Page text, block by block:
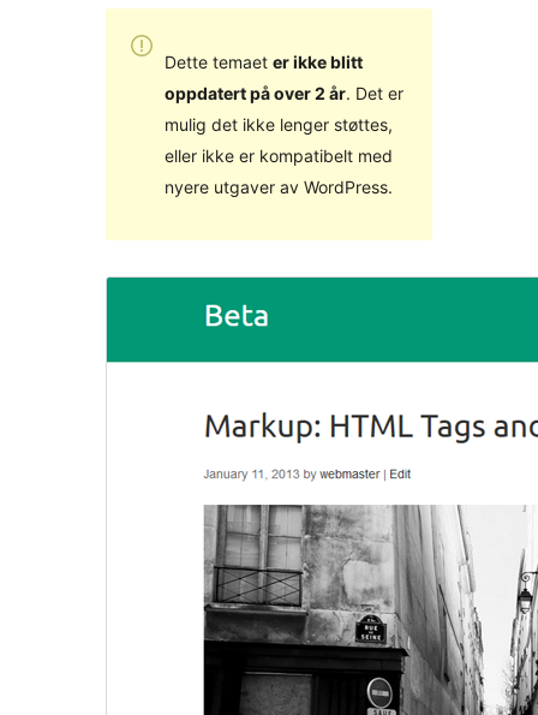
Dette temaet er ikke blitt
oppdatert på over 2 år. Det er
mulig det ikke lenger støttes,
eller ikke er kompatibelt med
nyere utgaver av WordPress.